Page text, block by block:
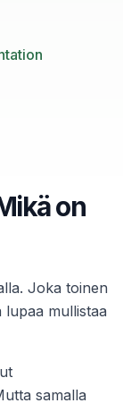
on
Joka toinen
mullistaa
samalla